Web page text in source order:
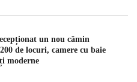
un nou cămin
de locuri, camere cu baie
moderne